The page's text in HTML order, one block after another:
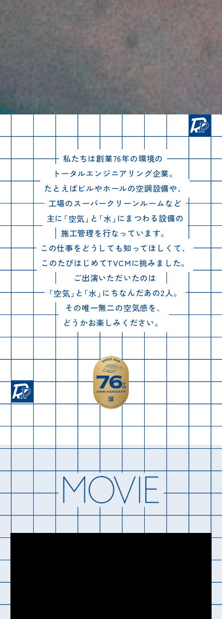
私たちは創業76年の環境の
トータルエンジニアリング企業。
たとえばビルやホールの空調設備や、
工場のスーパークリーンルームなど
主に「空気」と「水」にまつわる設備の
施工管理を行なっています。
この仕事をどうしても知ってほしくて、
このたびはじめてTVCMに挑みました。
ご出演いただいたのは
「空気」と「水」にちなんだあの2人。
その唯一無二の空気感を、
どうかお楽しみください。